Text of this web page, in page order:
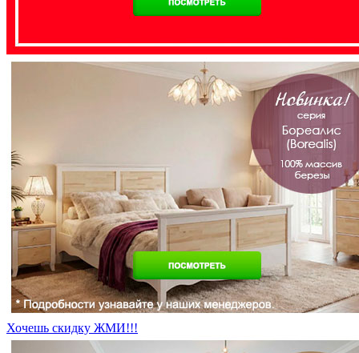
Хочешь скидку ЖМИ!!!